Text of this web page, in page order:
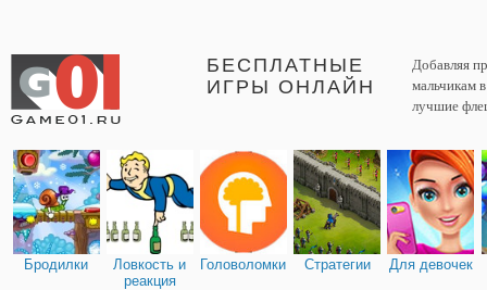
БЕСПЛАТНЫЕ
ИГРЫ ОНЛАЙН
Добавляя
мальчикам
лучшие
Бродилки
Ловкость и
реакция
Головоломки Стратегии Для девочек